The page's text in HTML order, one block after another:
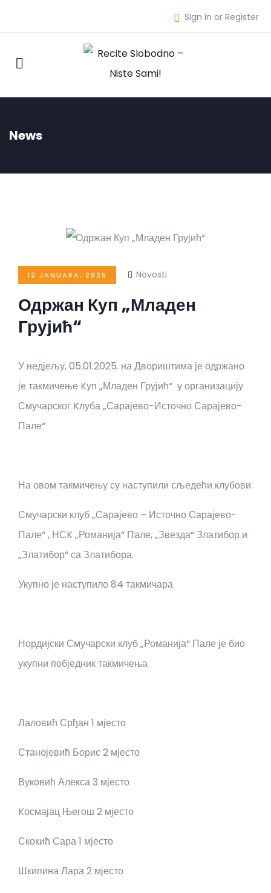
Sign in or Register
News
12 JANUARA, 2025 Novosti
Одржан Куп „Младен
Грујић“
У недјељу, 05.01.2025. на Двориштима је одржано
је такмичење Kуп „Младен Грујић“ у организацију
Смучарског Kлуба „Сарајево-Источно Сарајево-
Пале“
На овом такмичењу су наступили сљедећи клубови:
Смучарски клуб „Сарајево – Источно Сарајево-
Пале“ , НСK „Романија“ Пале, „Звезда“ Златибор и
„Златибор“ са Златибора.
Укупно је наступило 84 такмичара
Нордијски Смучарски клуб „Романија“ Пале је био
укупни побједник такмичења
Лаловић Срђан 1 мјесто
Станојевић Борис 2 мјесто
Вуковић Алекса 3 мјесто
Kосмајац Његош 2 мјесто
Скокић Сара 1 мјесто
Шкипина Лара 2 мјесто